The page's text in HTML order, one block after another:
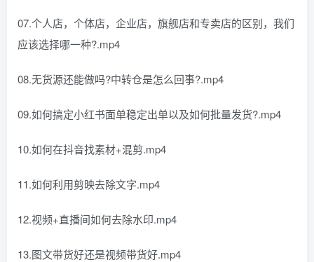
07.个人店，个体店，企业店，旗舰店和专卖店的区别，我们
应该选择哪一种?.mp4
08.无货源还能做吗?中转仓是怎么回事?.mp4
09.如何搞定小红书面单稳定出单以及如何批量发货?.mp4
10.如何在抖音找素材+混剪.mp4
11.如何利用剪映去除文字.mp4
12.视频+直播间如何去除水印.mp4
13.图文带货好还是视频带货好.mp4